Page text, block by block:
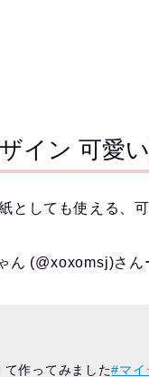
イン 可愛
としても使える、
ん (@xoxomsj)さん
て作ってみました#マイ